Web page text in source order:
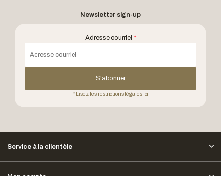
Newsletter sign-up
Adresse courriel *
S'abonner
* Lisez les restrictions légales ici
Service à la clientèle